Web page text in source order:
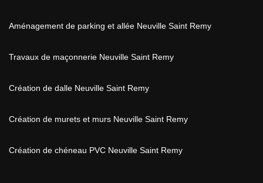
Aménagement de parking et allée Neuville Saint Remy
Travaux de maçonnerie Neuville Saint Remy
Création de dalle Neuville Saint Remy
Création de murets et murs Neuville Saint Remy
Création de chéneau PVC Neuville Saint Remy